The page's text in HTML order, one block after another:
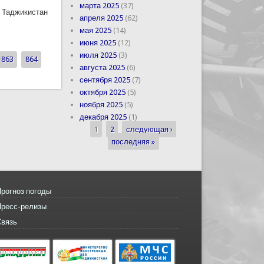
Королевства Иордании
863
864
марта 2025(37)
апреля 2025(62)
мая 2025(14)
июня 2025(12)
июля 2025(3)
августа 2025(6)
сентября 2025(7)
октября 2025(5)
ноября 2025(5)
декабря 2025(1)
Страницы
1 2
следующая ›
последняя »
погоды
релизы